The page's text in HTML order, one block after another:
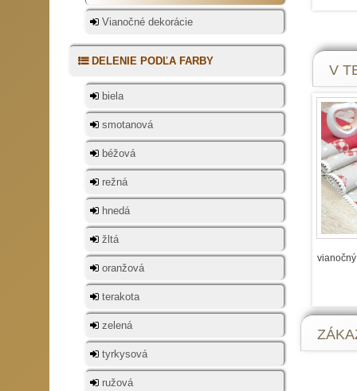
Vianočné dekorácie
DELENIE PODĽA FARBY
biela
smotanová
béžová
režná
hnedá
žltá
oranžová
terakota
zelená
tyrkysová
ružová
či
sa
Ak
dlhú
na
obrus
však
V